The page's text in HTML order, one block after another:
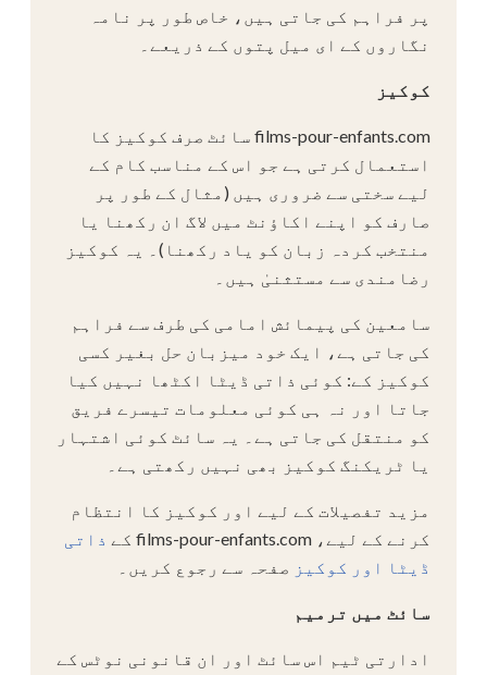
پر فراہم کی جاتی ہیں، خاص طور پر نامہ
نگاروں کے ای میل پتوں کے ذریعے۔
کوکیز
films-pour-enfants.com سائٹ صرف کوکیز کا
استعمال کرتی ہے جو اس کے مناسب کام کے
لیے سختی سے ضروری ہیں (مثال کے طور پر
صارف کو اپنے اکاؤنٹ میں لاگ ان رکھنا یا
منتخب کردہ زبان کو یاد رکھنا)۔ یہ کوکیز
رضامندی سے مستثنیٰ ہیں۔
سامعین کی پیمائش امامی کی طرف سے فراہم
کی جاتی ہے، ایک خود میزبان حل بغیر کسی
کوکیز کے: کوئی ذاتی ڈیٹا اکٹھا نہیں کیا
جاتا اور نہ ہی کوئی معلومات تیسرے فریق
کو منتقل کی جاتی ہے۔ یہ سائٹ کوئی اشتہار
یا ٹریکنگ کوکیز بھی نہیں رکھتی ہے۔
مزید تفصیلات کے لیے اور کوکیز کا انتظام
کرنے کے لیے، films-pour-enfants.com کے
ذاتی
ڈیٹا اور کوکیز صفحہ سے رجوع کریں۔
سائٹ میں ترمیم
ادارتی ٹیم اس سائٹ اور ان قانونی نوٹس کے